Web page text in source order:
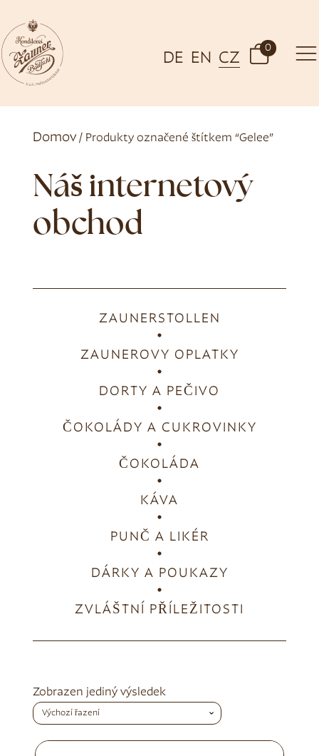
DE EN CZ
0
Domov/ Produkty označené štítkem “Gelee”
Náš internetový
obchod
ZAUNERSTOLLEN
ZAUNEROVY OPLATKY
DORTY A PEČIVO
ČOKOLÁDY A CUKROVINKY
ČOKOLÁDA
KÁVA
PUNČ A LIKÉR
DÁRKY A POUKAZY
ZVLÁŠTNÍ PŘÍLEŽITOSTI
Zobrazen jediný výsledek